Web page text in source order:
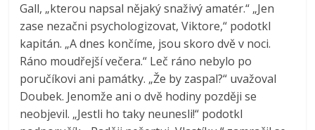
Gall, „kterou napsal nějaký snaživý amatér.“ „Jen
zase nezačni psychologizovat, Viktore,“ podotkl
kapitán. „A dnes končíme, jsou skoro dvě v noci.
Ráno moudřejší večera.“ Leč ráno nebylo po
poručíkovi ani památky. „Že by zaspal?“ uvažoval
Doubek. Jenomže ani o dvě hodiny později se
neobjevil. „Jestli ho taky neunesli!“ podotkl